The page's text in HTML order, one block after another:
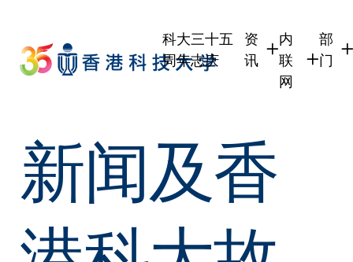
main
content
科大三十五
周年志庆
资
讯
校友
传媒
公众
内
联
网
部
门
新闻及香